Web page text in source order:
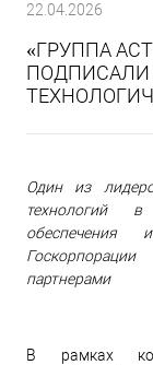
22.04.2026
«ГРУППА
Один из
технологий в
обеспечения
партнерами
В рамках